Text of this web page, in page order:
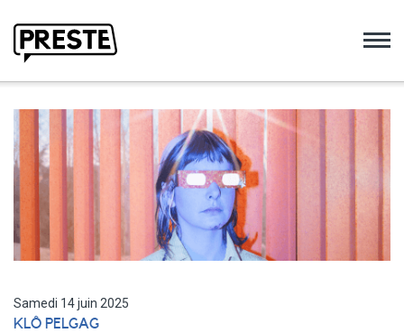
Samedi 14 juin 2025
KLÔ PELGAG